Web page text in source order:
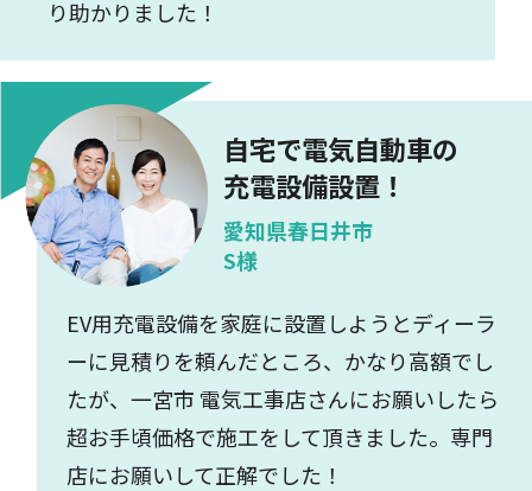
り助かりました！
自宅で電気自動車の
充電設備設置！
愛知県春日井市
S様
EV用充電設備を家庭に設置しようとディーラ
ーに見積りを頼んだところ、かなり高額でし
たが、一宮市 電気工事店さんにお願いしたら
超お手頃価格で施工をして頂きました。専門
店にお願いして正解でした！